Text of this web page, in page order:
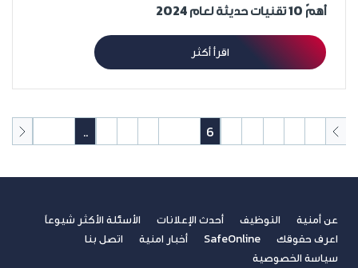
أهمّ 10 تقنيات حديثة لعام 2024
اقرأ أكثر
6
..
عن أمنية التوظيف أحدث الإعلانات
الأسئلة الأكثر شيوعاً
اعرف حقوقك
SafeOnline أخبار امنية
اتصل بنا
سياسة الخصوصية